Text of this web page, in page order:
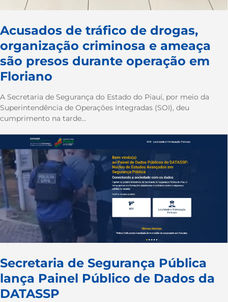
Acusados de tráfico de drogas,
organização criminosa e ameaça
são presos durante operação em
Floriano
A Secretaria de Segurança do Estado do Piauí, por meio da
Superintendência de Operações Integradas (SOI), deu
cumprimento na tarde...
Secretaria de Segurança Pública
lança Painel Público de Dados da
DATASSP